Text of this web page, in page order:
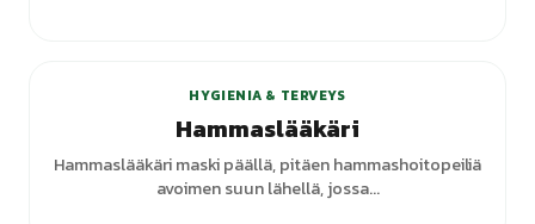
HYGIENIA & TERVEYS
Hammaslääkäri
Hammaslääkäri maski päällä, pitäen hammashoitopeiliä
avoimen suun lähellä, jossa...